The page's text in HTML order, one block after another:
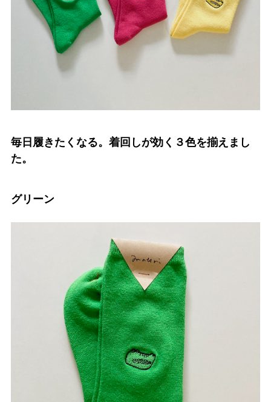
毎日履きたくなる。着回しが効く３色を揃えまし
た。
グリーン